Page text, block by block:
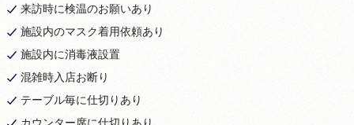
来訪時に検温のお願いあり
施設内のマスク着用依頼あり
施設内に消毒液設置
混雑時入店お断り
テーブル毎に仕切りあり